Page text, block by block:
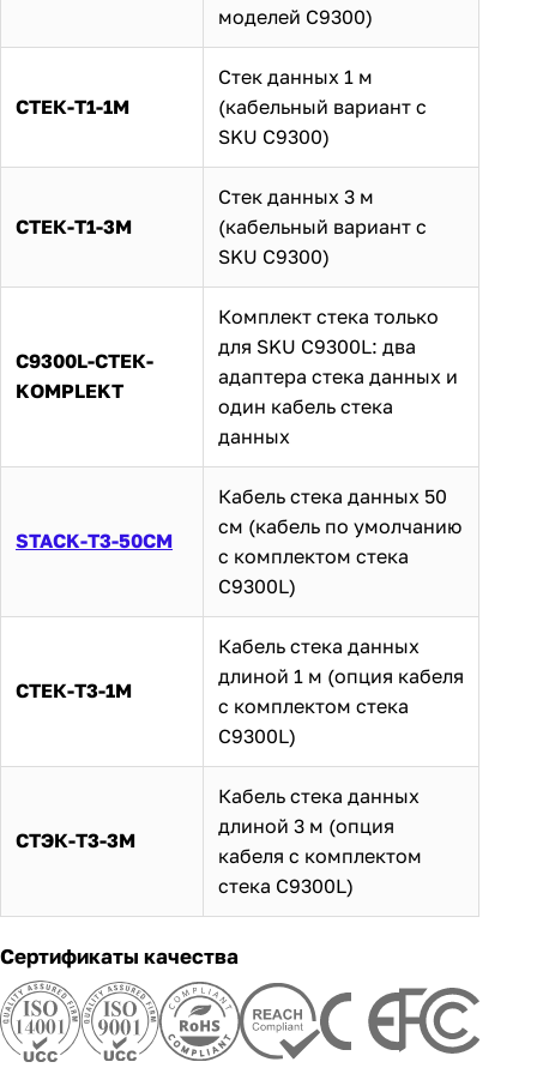
моделей C9300)
СТЕК-Т1-1М
Стек данных 1 м
(кабельный вариант с
SKU C9300)
СТЕК-Т1-3М
Стек данных 3 м
(кабельный вариант с
SKU C9300)
C9300L-СТЕК-
KOMPLEKT
Комплект стека только
для SKU C9300L: два
адаптера стека данных и
один кабель стека
данных
STACK-T3-50CM
Кабель стека данных 50
см (кабель по умолчанию
с комплектом стека
C9300L)
СТЕК-Т3-1М
Кабель стека данных
длиной 1 м (опция кабеля
с комплектом стека
C9300L)
СТЭК-Т3-3М
Кабель стека данных
длиной 3 м (опция
кабеля с комплектом
стека C9300L)
Сертификаты качества